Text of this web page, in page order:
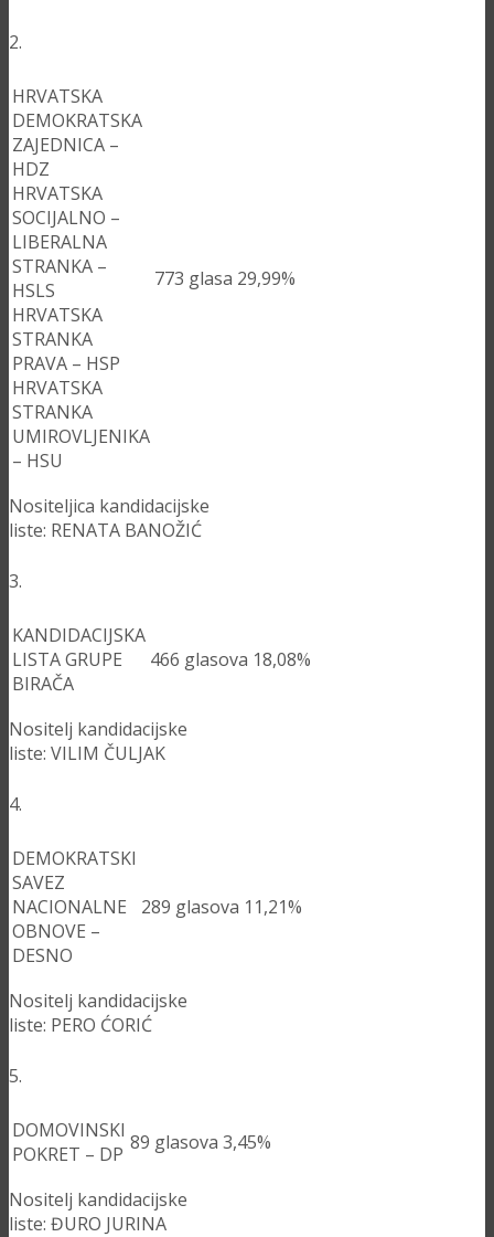
2.
HRVATSKA
DEMOKRATSKA
ZAJEDNICA –
HDZ
HRVATSKA
SOCIJALNO –
LIBERALNA
STRANKA –
HSLS
HRVATSKA
STRANKA
PRAVA – HSP
HRVATSKA
STRANKA
UMIROVLJENIKA
– HSU
773 glasa 29,99%
Nositeljica kandidacijske
liste: RENATA BANOŽIĆ
3.
KANDIDACIJSKA
LISTA GRUPE
BIRAČA
466 glasova 18,08%
Nositelj kandidacijske
liste: VILIM ČULJAK
4.
DEMOKRATSKI
SAVEZ
NACIONALNE
OBNOVE –
DESNO
289 glasova 11,21%
Nositelj kandidacijske
liste: PERO ĆORIĆ
5.
DOMOVINSKI
POKRET – DP 89 glasova 3,45%
Nositelj kandidacijske
liste: ĐURO JURINA